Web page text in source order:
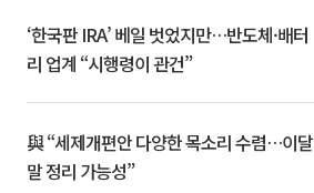
‘한국판 IRA’ 베일 벗었지만…반도체·배터
리 업계 “시행령이 관건”
與 “세제개편안 다양한 목소리 수렴…이달
말 정리 가능성”